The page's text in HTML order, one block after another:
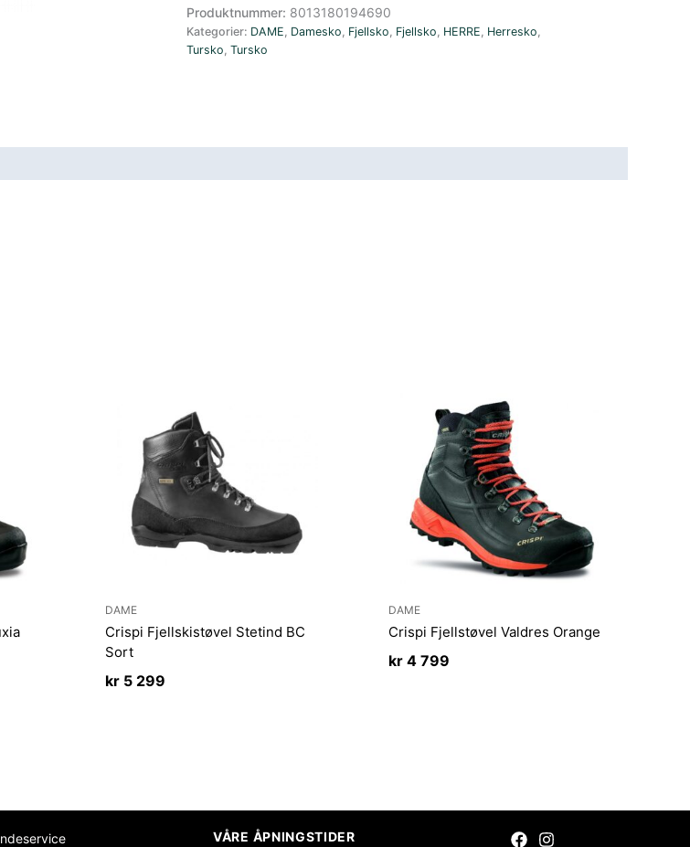
Sort/Oransje
antall
Produktnummer: 8013180194690
Kategorier: DAME, Damesko, Fjellsko, Fjellsko, HERRE, Herresko,
Tursko, Tursko
DAME
Crispi Fjellskistøvel Stetind BC
Sort
kr5 299
DAME
Crispi Fjellstøvel Valdres Orange
kr4 799
VÅRE ÅPNINGSTIDER